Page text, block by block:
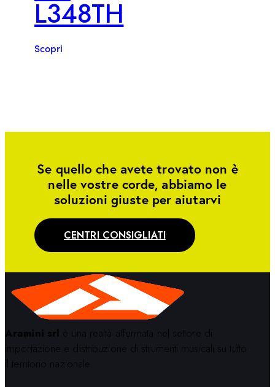
L348TH
Scopri
Se quello che avete trovato non è
nelle vostre corde, abbiamo le
soluzioni giuste per aiutarvi
CENTRI CONSIGLIATI
Aramini srl è una realtà affermata nel settore di
importazione e distribuzione di strumenti musicali su tutto
il territorio nazionale.